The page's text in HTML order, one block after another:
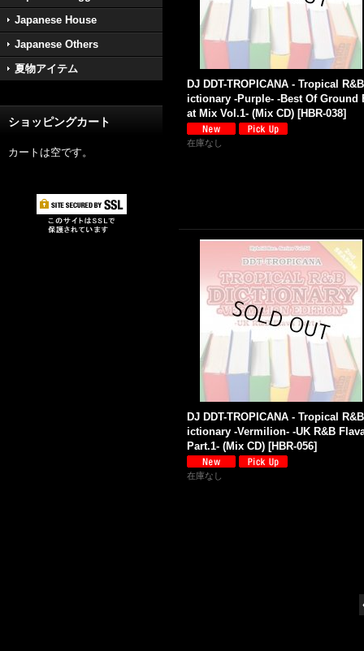
Japanese House
Japanese Others
夏物アイテム
ショッピングカート
カートは空です。
DJ DDT-TROPICANA - Tropical
ictionary -Purple- -Best Of Ground
at Mix Vol.1- (Mix CD) [HBR-038]
在庫なし
DJ DDT-TROPICANA - Tropical
ictionary -Vermilion- -UK R&B
Part.1- (Mix CD) [HBR-056]
在庫なし